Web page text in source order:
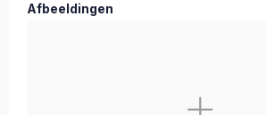
Afbeeldingen